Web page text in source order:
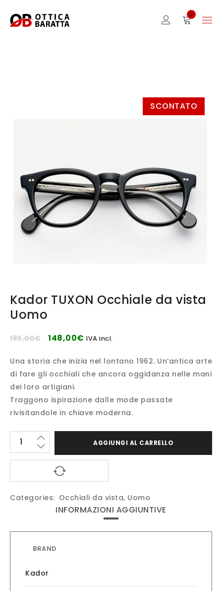
0
SCONTATO
Kador TUXON Occhiale da vista
Uomo
185,00€ 148,00€ IVA incl.
Una storia che inizia nel lontano 1962. Un’antica arte
di fare gli occhiali che ancora oggidanza nelle mani
dei loro artigiani.
Traggono ispirazione dalle mode passate
rivisitandole in chiave moderna.
AGGIUNGI AL CARRELLO
Categories: Occhiali da vista, Uomo
INFORMAZIONI AGGIUNTIVE
BRAND
Kador